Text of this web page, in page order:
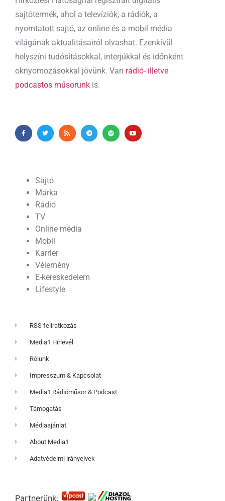
sajtótermék, ahol a televíziók, a rádiók, a
nyomtatott sajtó, az online és a mobil média
világának aktualitásairól olvashat. Ezenkívül
helyszíni tudósításokkal, interjúkkal és időnként
oknyomozásokkal jövünk. Van rádió- illetve
podcastos műsorunk is.
Sajtó
Márka
Rádió
TV
Online média
Mobil
Karrier
Vélemény
E-kereskedelem
Lifestyle
RSS feliratkozás
Media1 Hírlevél
Rólunk
Impresszum & Kapcsolat
Media1 Rádióműsor & Podcast
Támogatás
Médiaajánlat
About Media1
Adatvédelmi irányelvek
Partnerünk: